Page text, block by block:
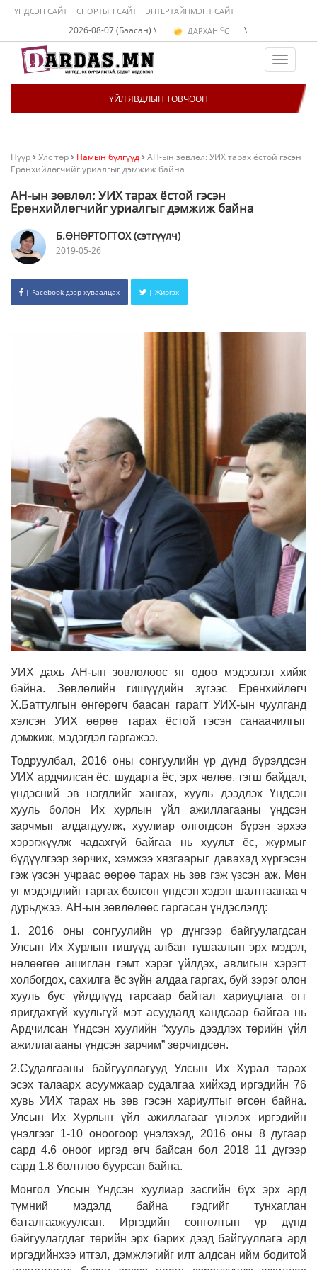
ҮНДСЭН САЙТ СПОРТЫН САЙТ ЭНТЕРТАЙНМЭНТ САЙТ
2026-08-07 (Баасан) \ ДАРХАН OC
ЭРДЭНЭТ C
\
Toggle
ҮЙЛ ЯВДЛЫН ТОВЧООН
Нүүр Улс төр Намын бүлгүүд
АН-ын зөвлөл: УИХ тарах ёстой гэсэн
Ерөнхийлөгчийг уриалгыг дэмжиж байна
АН-ын зөвлөл: УИХ тарах ёстой гэсэн
Ерөнхийлөгчийг уриалгыг дэмжиж байна
Б.ӨНӨРТОГТОХ (сэтгүүлч)
2019-05-26
| Facebook дээр хуваалцах | Жиргэх
УИХ дахь АН-ын зөвлөлөөс яг одоо мэдээлэл хийж
байна. Зөвлөлийн гишүүдийн зүгээс Ерөнхийлөгч
Х.Баттулгын өнгөрөгч баасан гарагт УИХ-ын чуулганд
хэлсэн УИХ өөрөө тарах ёстой гэсэн санаачилгыг
дэмжиж, мэдэгдэл гаргажээ.
Тодруулбал, 2016 оны сонгуулийн үр дүнд бүрэлдсэн
УИХ ардчилсан ёс, шударга ёс, эрх чөлөө, тэгш байдал,
үндэсний эв нэгдлийг хангах, хууль дээдлэх Үндсэн
хууль болон Их хурлын үйл ажиллагааны үндсэн
зарчмыг алдагдуулж, хуулиар олгогдсон бүрэн эрхээ
хэрэгжүүлж чадахгүй байгаа нь хуульт ёс, журмыг
бүдүүлгээр зөрчих, хэмжээ хязгаарыг давахад хүргэсэн
гэж үзсэн учраас өөрөө тарах нь зөв гэж үзсэн аж. Мөн
уг мэдэгдлийг гаргах болсон үндсэн хэдэн шалтгаанаа ч
дурьджээ. АН-ын зөвлөлөөс гаргасан үндэслэлд:
1. 2016 оны сонгуулийн үр дүнгээр байгуулагдсан
Улсын Их Хурлын гишүүд албан тушаалын эрх мэдэл,
нөлөөгөө ашиглан гэмт хэрэг үйлдэх, авлигын хэрэгт
холбогдох, сахилга ёс зүйн алдаа гаргах, буй зэрэг олон
хууль бус үйлдлүүд гарсаар байтал хариуцлага огт
яригдахгүй хуульгүй мэт асуудалд хандсаар байгаа нь
Ардчилсан Үндсэн хуулийн “хууль дээдлэх төрийн үйл
ажиллагааны үндсэн зарчим” зөрчигдсөн.
2.Судалгааны байгууллагууд Улсын Их Хурал тарах
эсэх талаарх асуумжаар судалгаа хийхэд иргэдийн 76
хувь УИХ тарах нь зөв гэсэн хариултыг өгсөн байна.
Улсын Их Хурлын үйл ажиллагааг үнэлэх иргэдийн
үнэлгээг 1-10 оноогоор үнэлэхэд, 2016 оны 8 дугаар
сард 4.6 оноог иргэд өгч байсан бол 2018 11 дүгээр
сард 1.8 болтлоо буурсан байна.
Монгол Улсын Үндсэн хуулиар засгийн бүх эрх ард
түмний мэдэлд байна гэдгийг тунхаглан
баталгаажуулсан. Иргэдийн сонголтын үр дүнд
байгуулагддаг төрийн эрх барих дээд байгууллага ард
иргэдийнхээ итгэл, дэмжлэгийг илт алдсан ийм бодитой